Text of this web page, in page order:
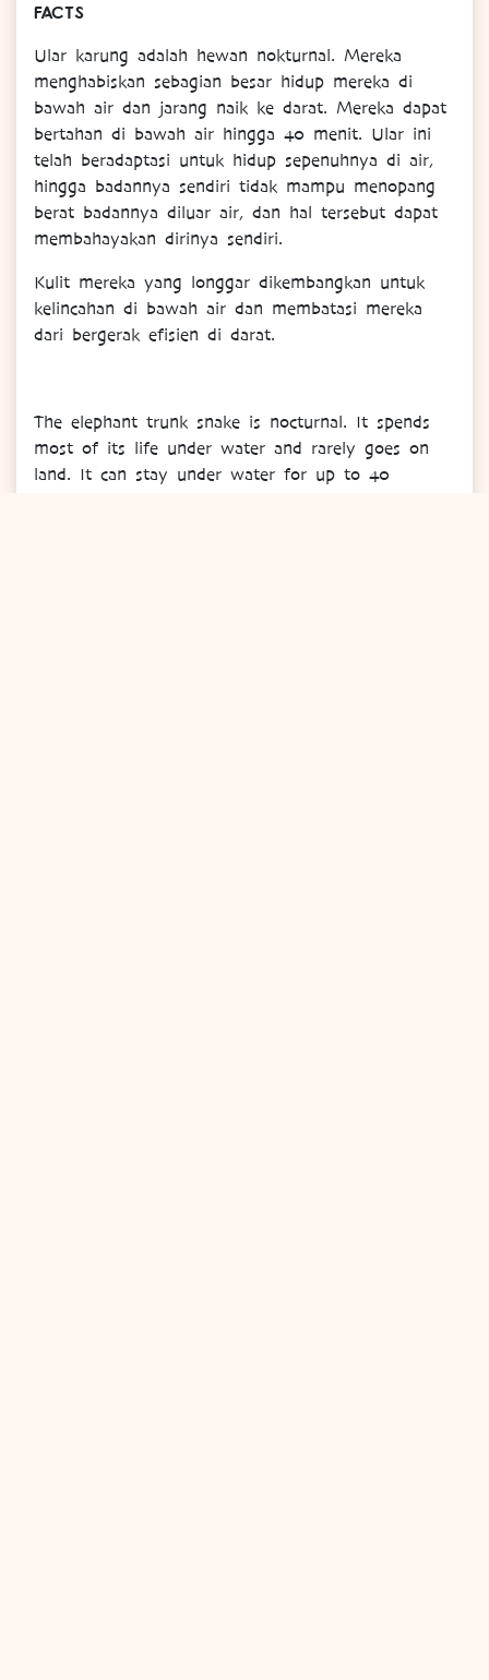
FACTS
Ular karung adalah hewan nokturnal. Mereka
menghabiskan sebagian besar hidup mereka di
bawah air dan jarang naik ke darat. Mereka dapat
bertahan di bawah air hingga 40 menit. Ular ini
telah beradaptasi untuk hidup sepenuhnya di air,
hingga badannya sendiri tidak mampu menopang
berat badannya diluar air, dan hal tersebut dapat
membahayakan dirinya sendiri.
Kulit mereka yang longgar dikembangkan untuk
kelincahan di bawah air dan membatasi mereka
dari bergerak efisien di darat.
The elephant trunk snake is nocturnal. It spends
most of its life under water and rarely goes on
land. It can stay under water for up to 40